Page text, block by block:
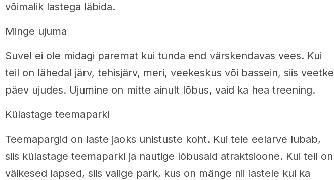
võimalik lastega läbida.
Minge ujuma
Suvel ei ole midagi paremat kui tunda end värskendavas vees. Kui
teil on lähedal järv, tehisjärv, meri, veekeskus või bassein, siis veetke
päev ujudes. Ujumine on mitte ainult lõbus, vaid ka hea treening.
Külastage teemaparki
Teemapargid on laste jaoks unistuste koht. Kui teie eelarve lubab,
siis külastage teemaparki ja nautige lõbusaid atraktsioone. Kui teil on
väikesed lapsed, siis valige park, kus on mänge nii lastele kui ka